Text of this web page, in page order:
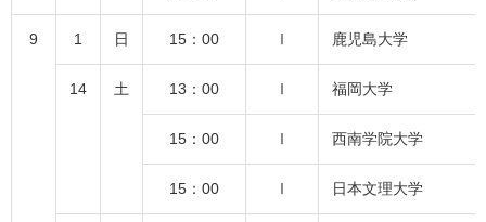
9 1 日 15：00 Ⅰ 鹿児島大学
14 土 13：00 Ⅰ 福岡大学
15：00 Ⅰ 西南学院大学
15：00 Ⅰ 日本文理大学